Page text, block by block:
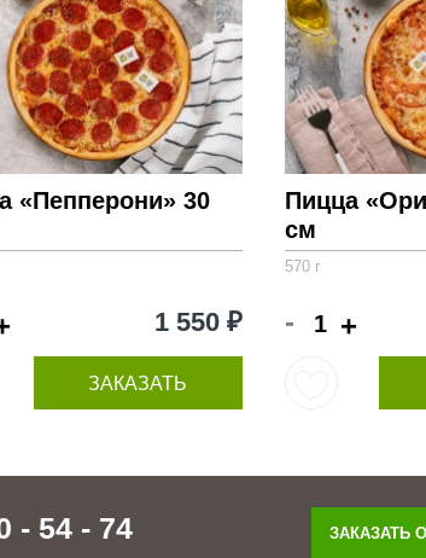
«Пепперони» 30
1 550 ₽
ЗАКАЗАТЬ
Пицца
см
570 г
- +
- 54 - 74
ЗАКАЗАТЬ